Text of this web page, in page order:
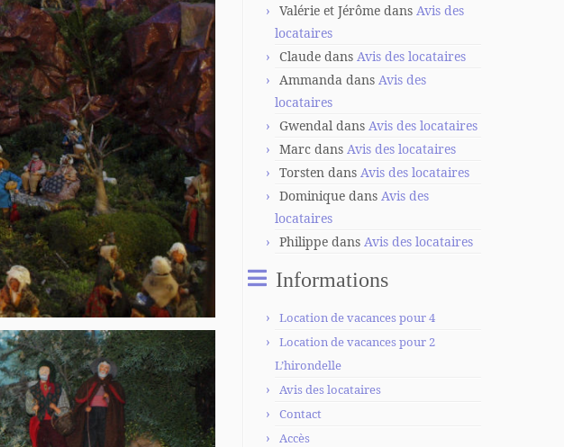
Valérie et Jérôme dans Avis des
locataires
Claude dans Avis des locataires
Ammanda dans Avis des
locataires
Gwendal dans Avis des locataires
Marc dans Avis des locataires
Torsten dans Avis des locataires
Dominique dans Avis des
locataires
Philippe dans Avis des locataires
Informations
Location de vacances pour 4
Location de vacances pour 2
L’hirondelle
Avis des locataires
Contact
Accès